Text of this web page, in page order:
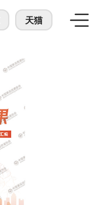
天猫